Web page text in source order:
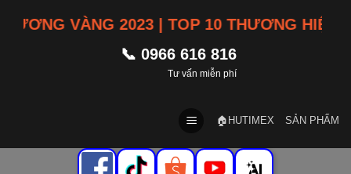
VÀNG 2023 | TOP 10 THƯƠNG HIỆU TÍN
📞 0966 616 816
Tư vấn miễn phí
🏠HUTIMEX SẢN PHẨM